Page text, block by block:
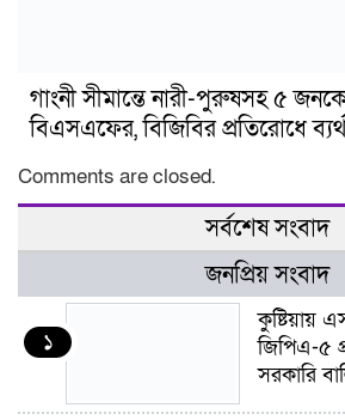
গাংনী সীমান্তে নারী-পুরুষসহ ৫
বিএসএফের, বিজিবির প্রতিরোধে ব্যর্থ
Comments are closed.
সর্বশেষ সংবাদ
জনপ্রিয় সংবাদ
১
কুষ্টিয়ায়
জিপিএ-৫
সরকারি